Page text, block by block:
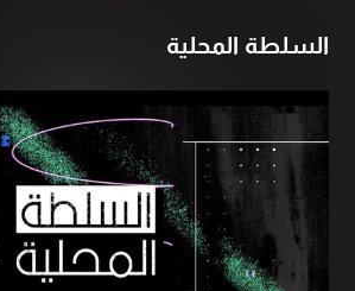
السلطة المحلية